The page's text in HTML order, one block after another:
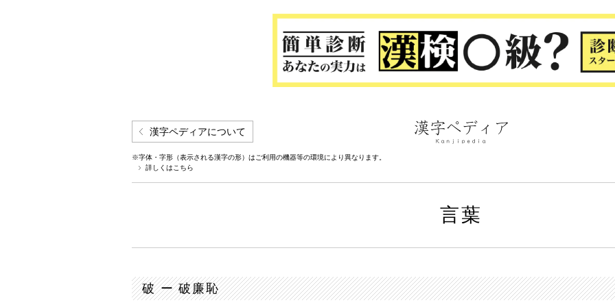
漢字ペディアについて
※字体・字形（表示される漢字の形）はご利用の機器等の環境により異なります。
詳しくはこちら
言葉
破 ー 破廉恥